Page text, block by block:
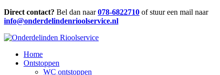
Direct contact? Bel dan naar078-6822710 of stuur een mail naar
info@onderdelindenrioolservice.nl
Home
Ontstoppen
WC ontstoppen